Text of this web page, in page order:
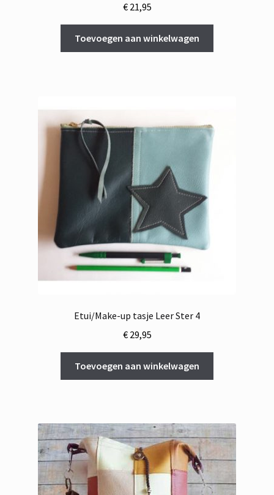
€21,95
Toevoegen aan winkelwagen
Etui/Make-up tasje Leer Ster 4
€29,95
Toevoegen aan winkelwagen